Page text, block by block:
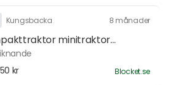
Kungsbacka 8 månader
minitraktor...
kr
Blocket.se